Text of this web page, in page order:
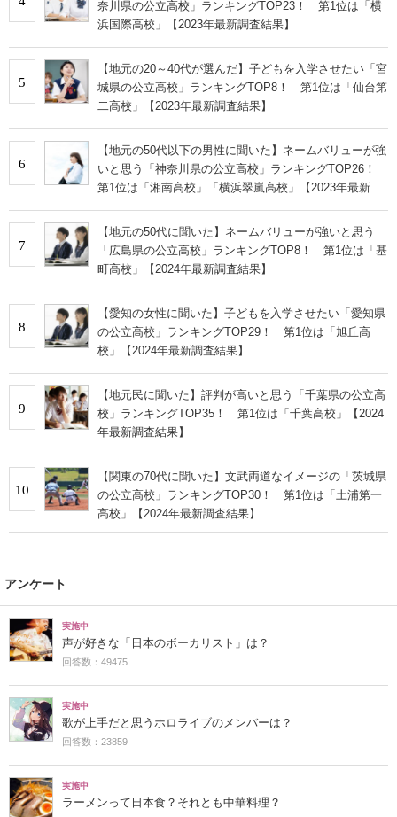
奈川県の公立高校」ランキングTOP23！ 第1位は「横
浜国際高校」【2023年最新調査結果】
5
【地元の20～40代が選んだ】子どもを入学させたい「宮
城県の公立高校」ランキングTOP8！ 第1位は「仙台第
二高校」【2023年最新調査結果】
6
【地元の50代以下の男性に聞いた】ネームバリューが強
いと思う「神奈川県の公立高校」ランキングTOP26！
第1位は「湘南高校」「横浜翠嵐高校」【2023年最新調
7
【地元の50代に聞いた】ネームバリューが強いと思う
「広島県の公立高校」ランキングTOP8！ 第1位は「基
町高校」【2024年最新調査結果】
8
【愛知の女性に聞いた】子どもを入学させたい「愛知県
の公立高校」ランキングTOP29！ 第1位は「旭丘高
校」【2024年最新調査結果】
9
【地元民に聞いた】評判が高いと思う「千葉県の公立高
校」ランキングTOP35！ 第1位は「千葉高校」【2024
年最新調査結果】
10
【関東の70代に聞いた】文武両道なイメージの「茨城県
の公立高校」ランキングTOP30！ 第1位は「土浦第一
高校」【2024年最新調査結果】
アンケート
実施中
声が好きな「日本のボーカリスト」は？
回答数：49475
実施中
歌が上手だと思うホロライブのメンバーは？
回答数：23859
実施中
ラーメンって日本食？それとも中華料理？